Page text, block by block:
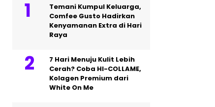
Temani Kumpul Keluarga,
Comfee Gusto Hadirkan
Kenyamanan Extra di Hari
Raya
7 Hari Menuju Kulit Lebih
Cerah? Coba HI-COLLAME,
Kolagen Premium dari
White On Me